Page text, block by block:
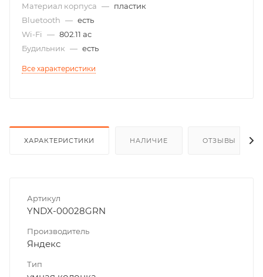
Материал корпуса — пластик
Bluetooth — есть
Wi-Fi
— 802.11 ac
Будильник — есть
Все характеристики
ХАРАКТЕРИСТИКИ НАЛИЧИЕ ОТЗЫВЫ
Артикул
YNDX-00028GRN
Производитель
Яндекс
Тип